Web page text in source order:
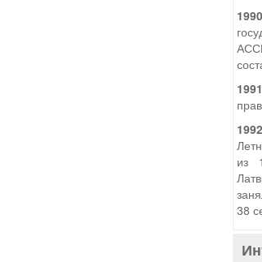
1990
1991
1992
из
38